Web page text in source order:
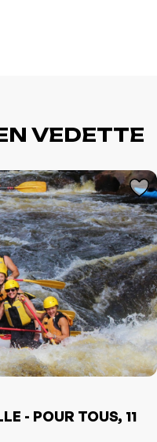
VEDETTE
- POUR TOUS, 11